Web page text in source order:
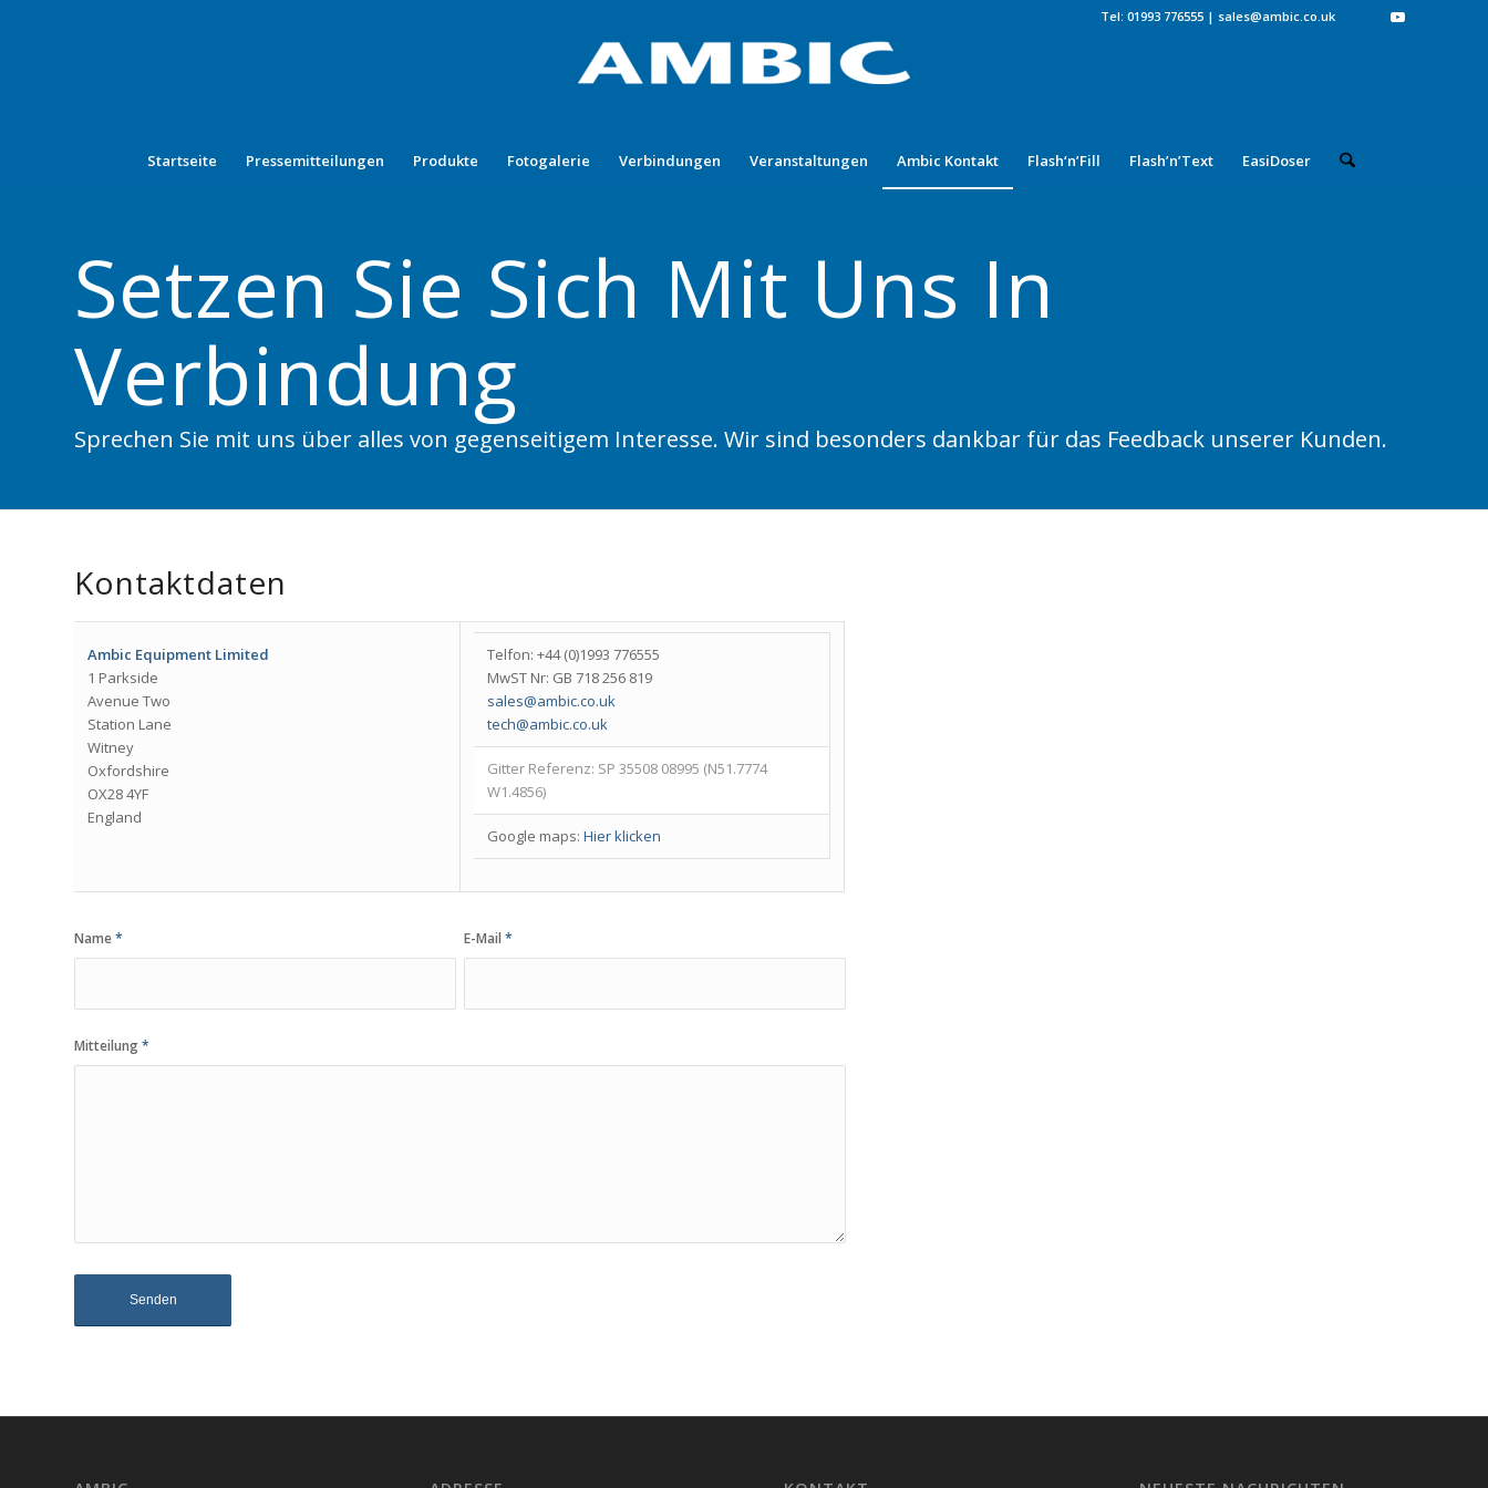
Tel: 01993 776555 | sales@ambic.co.uk
Startseite Pressemitteilungen Produkte Fotogalerie Verbindungen Veranstaltungen Ambic Kontakt Flash‘n’Fill Flash’n’Text EasiDoser
Setzen Sie Sich Mit Uns In
Verbindung
Sprechen Sie mit uns über alles von gegenseitigem Interesse. Wir sind besonders dankbar für das Feedback unserer Kunden.
Kontaktdaten
Ambic Equipment Limited
1 Parkside
Avenue Two
Station Lane
Witney
Oxfordshire
OX28 4YF
England
Telfon: +44 (0)1993 776555
MwST Nr: GB 718 256 819
sales@ambic.co.uk
tech@ambic.co.uk
Gitter Referenz: SP 35508 08995 (N51.7774
W1.4856)
Google maps: Hier klicken
Name* E-Mail *
Mitteilung*